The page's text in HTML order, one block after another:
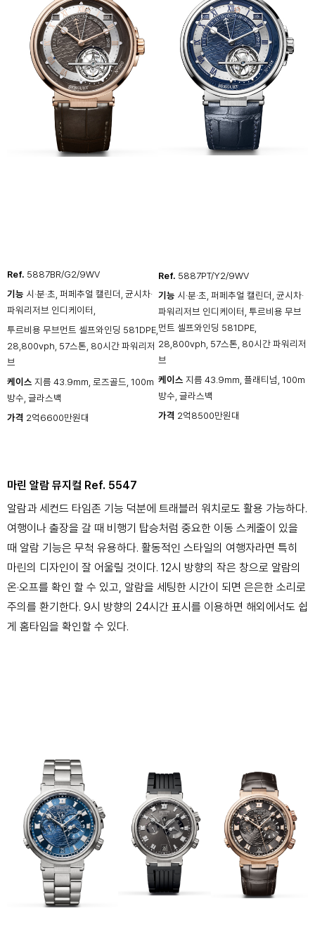
Ref. 5887BR/G2/9WV
기능 시·분·초, 퍼페추얼 캘린더, 균시차·
파워리저브 인디케이터,
투르비용 무브먼트 셀프와인딩 581DPE,
28,800vph, 57스톤, 80시간 파워리저
브
케이스 지름 43.9mm, 로즈골드, 100m
방수, 글라스백
가격 2억6600만원대
Ref. 5887PT/Y2/9WV
기능 시·분·초, 퍼페추얼 캘린더, 균시차·
파워리저브 인디케이터, 투르비용 무브
먼트 셀프와인딩 581DPE,
28,800vph, 57스톤, 80시간 파워리저
브
케이스 지름 43.9mm, 플래티넘, 100m
방수, 글라스백
가격 2억8500만원대
마린 알람 뮤지컬 Ref. 5547
알람과 세컨드 타임존 기능 덕분에 트래블러 워치로도 활용 가능하다.
여행이나 출장을 갈 때 비행기 탑승처럼 중요한 이동 스케줄이 있을
때 알람 기능은 무척 유용하다. 활동적인 스타일의 여행자라면 특히
마린의 디자인이 잘 어울릴 것이다. 12시 방향의 작은 창으로 알람의
온·오프를 확인 할 수 있고, 알람을 세팅한 시간이 되면 은은한 소리로
주의를 환기한다. 9시 방향의 24시간 표시를 이용하면 해외에서도 쉽
게 홈타임을 확인할 수 있다.